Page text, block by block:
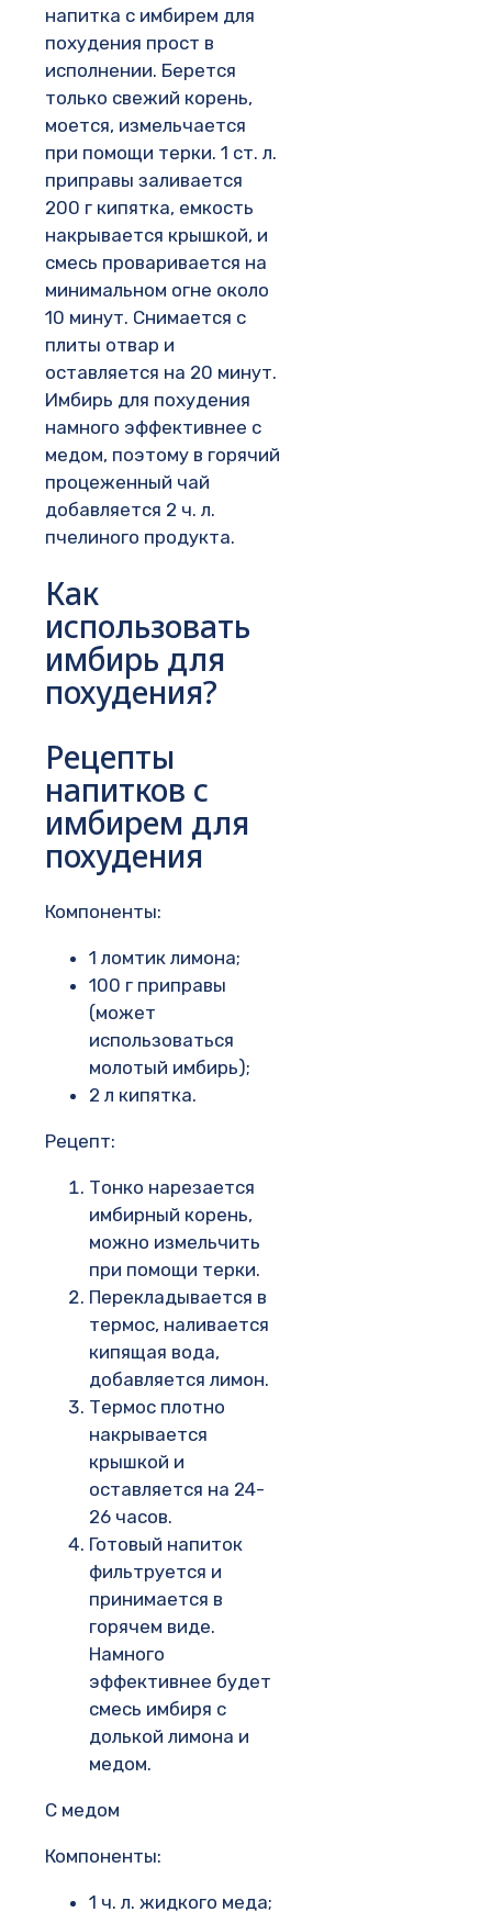
напитка с имбирем для
похудения прост в
исполнении. Берется
только свежий корень,
моется, измельчается
при помощи терки. 1 ст. л.
приправы заливается
200 г кипятка, емкость
накрывается крышкой, и
смесь проваривается на
минимальном огне около
10 минут. Снимается с
плиты отвар и
оставляется на 20 минут.
Имбирь для похудения
намного эффективнее с
медом, поэтому в горячий
процеженный чай
добавляется 2 ч. л.
пчелиного продукта.
Как
использовать
имбирь для
похудения?
Рецепты
напитков с
имбирем для
похудения
Компоненты:
1 ломтик лимона;
100 г приправы
(может
использоваться
молотый имбирь);
2 л кипятка.
Рецепт:
Тонко нарезается
имбирный корень,
можно измельчить
при помощи терки.
Перекладывается в
термос, наливается
кипящая вода,
добавляется лимон.
Термос плотно
накрывается
крышкой и
оставляется на 24-
26 часов.
Готовый напиток
фильтруется и
принимается в
горячем виде.
Намного
эффективнее будет
смесь имбиря с
долькой лимона и
медом.
С медом
Компоненты:
1 ч. л. жидкого меда;